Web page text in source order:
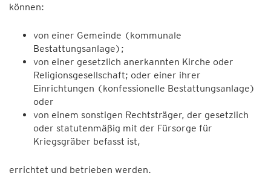
können:
von einer Gemeinde (kommunale
Bestattungsanlage);
von einer gesetzlich anerkannten Kirche oder
Religionsgesellschaft; oder einer ihrer
Einrichtungen (konfessionelle Bestattungsanlage)
oder
von einem sonstigen Rechtsträger, der gesetzlich
oder statutenmäßig mit der Fürsorge für
Kriegsgräber befasst ist,
errichtet und betrieben werden.